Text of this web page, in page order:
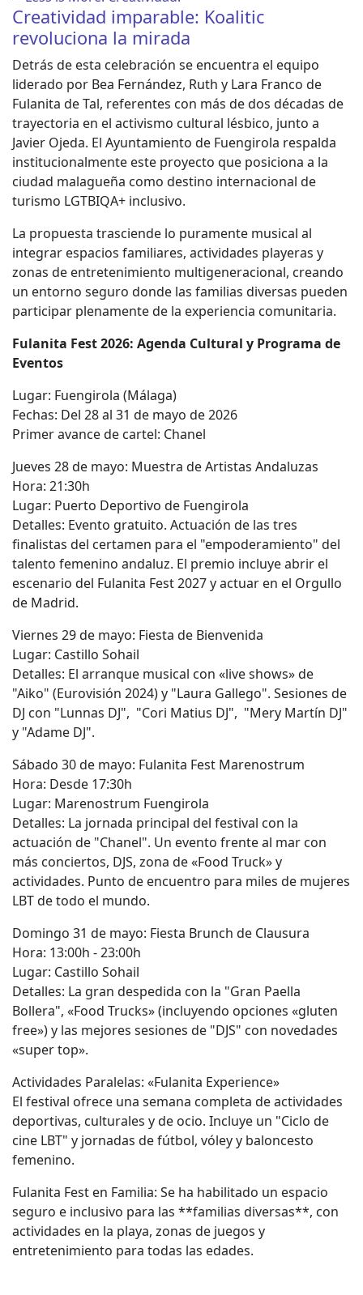
Creatividad imparable: Koalitic
revoluciona la mirada
Detrás de esta celebración se encuentra el equipo
liderado por Bea Fernández, Ruth y Lara Franco de
Fulanita de Tal, referentes con más de dos décadas de
trayectoria en el activismo cultural lésbico, junto a
Javier Ojeda. El Ayuntamiento de Fuengirola respalda
institucionalmente este proyecto que posiciona a la
ciudad malagueña como destino internacional de
turismo LGTBIQA+ inclusivo.
La propuesta trasciende lo puramente musical al
integrar espacios familiares, actividades playeras y
zonas de entretenimiento multigeneracional, creando
un entorno seguro donde las familias diversas pueden
participar plenamente de la experiencia comunitaria.
Fulanita Fest 2026: Agenda Cultural y Programa de
Eventos
Lugar: Fuengirola (Málaga)
Fechas: Del 28 al 31 de mayo de 2026
Primer avance de cartel: Chanel
Jueves 28 de mayo: Muestra de Artistas Andaluzas
Hora: 21:30h
Lugar: Puerto Deportivo de Fuengirola
Detalles: Evento gratuito. Actuación de las tres
finalistas del certamen para el "empoderamiento" del
talento femenino andaluz. El premio incluye abrir el
escenario del Fulanita Fest 2027 y actuar en el Orgullo
de Madrid.
Viernes 29 de mayo: Fiesta de Bienvenida
Lugar: Castillo Sohail
Detalles: El arranque musical con «live shows» de
"Aiko" (Eurovisión 2024) y "Laura Gallego". Sesiones de
DJ con "Lunnas DJ", "Cori Matius DJ", "Mery Martín DJ"
y "Adame DJ".
Sábado 30 de mayo: Fulanita Fest Marenostrum
Hora: Desde 17:30h
Lugar: Marenostrum Fuengirola
Detalles: La jornada principal del festival con la
actuación de "Chanel". Un evento frente al mar con
más conciertos, DJS, zona de «Food Truck» y
actividades. Punto de encuentro para miles de mujeres
LBT de todo el mundo.
Domingo 31 de mayo: Fiesta Brunch de Clausura
Hora: 13:00h - 23:00h
Lugar: Castillo Sohail
Detalles: La gran despedida con la "Gran Paella
Bollera", «Food Trucks» (incluyendo opciones «gluten
free») y las mejores sesiones de "DJS" con novedades
«super top».
Actividades Paralelas: «Fulanita Experience»
El festival ofrece una semana completa de actividades
deportivas, culturales y de ocio. Incluye un "Ciclo de
cine LBT" y jornadas de fútbol, vóley y baloncesto
femenino.
Fulanita Fest en Familia: Se ha habilitado un espacio
seguro e inclusivo para las **familias diversas**, con
actividades en la playa, zonas de juegos y
entretenimiento para todas las edades.